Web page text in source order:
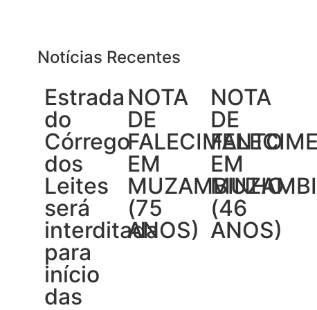
Notícias Recentes
Estrada
do
Córrego
dos
Leites
será
interditada
para
início
das
NOTA
DE
FALECIMENTO
EM
MUZAMBINHO
(75
ANOS)
NOTA
DE
EM
(46
ANOS)